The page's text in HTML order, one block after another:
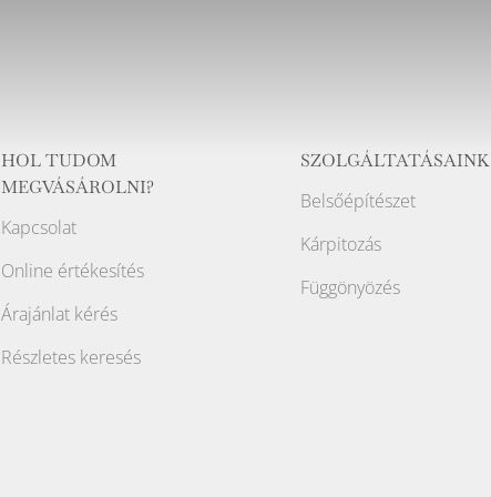
HOL TUDOM
MEGVÁSÁROLNI?
Kapcsolat
Online értékesítés
Árajánlat kérés
Részletes keresés
SZOLGÁLTATÁSAINK
Belsőépítészet
Kárpitozás
Függönyözés